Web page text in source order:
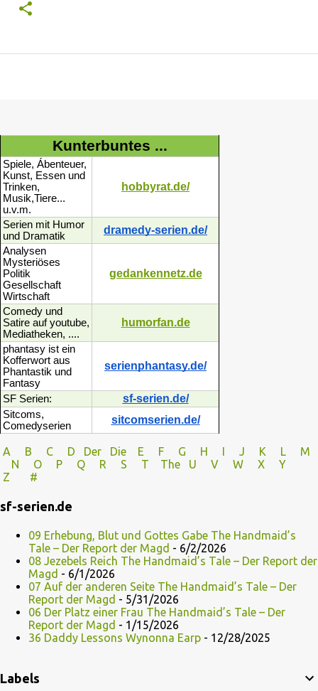
Kunterbuntes ...
Spiele, Ábenteuer,
Kunst, Essen und
Trinken,
Musik,Tiere...
u.v.m.
hobbyrat.de/
Serien mit Humor
und Dramatik
dramedy-serien.de/
Analysen
Mysteriöses
Politik
Gesellschaft
Wirtschaft
gedankennetz.de
Comedy und
Satire auf youtube,
Mediatheken, ....
humorfan.de
phantasy ist ein
Kofferwort aus
Phantastik und
Fantasy
serienphantasy.de/
SF Serien: sf-serien.de/
Sitcoms,
Comedyserien
sitcomserien.de/
A B C D Der Die E F G H I J K L
M
N
O P Q R S T The U V
W X Y
Z
#
sf-serien.de
09 Erhebung, Blut und Gottes Gabe The Handmaid’s
Tale – Der Report der Magd - 6/2/2026
08 Jezebels Reich The Handmaid’s Tale – Der Report der
Magd - 6/1/2026
07 Auf der anderen Seite The Handmaid’s Tale – Der
Report der Magd - 5/31/2026
06 Der Platz einer Frau The Handmaid’s Tale – Der
Report der Magd - 1/15/2026
36 Daddy Lessons Wynonna Earp - 12/28/2025
Labels